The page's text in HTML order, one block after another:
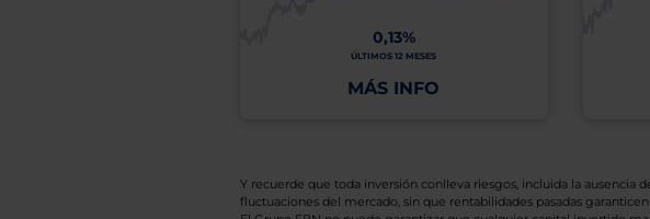
0,13%
ÚLTIMOS 12 MESES
MÁS INFO
Y recuerde que toda inversión conlleva riesgos, incluida la ausencia
fluctuaciones del mercado, sin que rentabilidades pasadas